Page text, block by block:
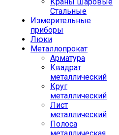
Стальные
Измерительные
приборы
Люки
Металлопрокат
Арматура
Квадрат
металлический
Круг
металлический
Лист
металлический
Полоса